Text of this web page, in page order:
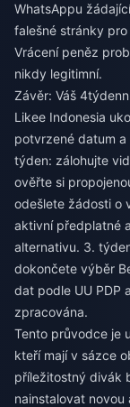
WhatsAppu
falešné stránky
Vrácení peněz
nikdy legitimní.
Závěr: Váš
Likee Indonesia
potvrzené datum a
týden: zálohujte
ověřte si
odešlete žádosti o
aktivní předplatné
alternativu. 3.
dokončete výběr
dat podle UU PDP
zpracována.
Tento průvodce je
kteří mají v sázce
příležitostný divák
nainstalovat novou